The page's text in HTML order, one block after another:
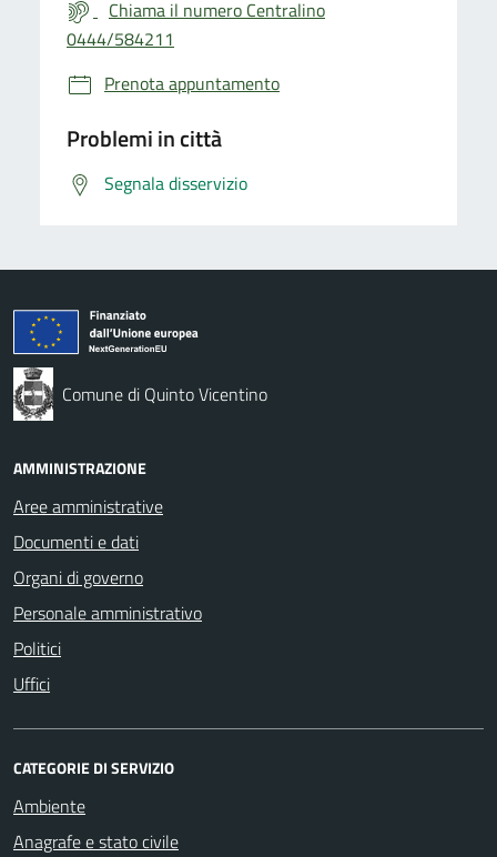
Chiama il numero Centralino
0444/584211
Prenota appuntamento
Problemi in città
Segnala disservizio
Comune di Quinto Vicentino
AMMINISTRAZIONE
Aree amministrative
Documenti e dati
Organi di governo
Personale amministrativo
Politici
Uffici
CATEGORIE DI SERVIZIO
Ambiente
Anagrafe e stato civile